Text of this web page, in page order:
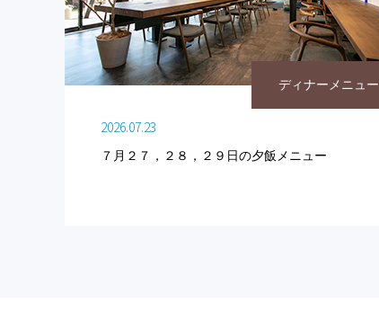
ディナーメニュー
2026.07.23
７月２７，２８，２９日の夕飯メニュー